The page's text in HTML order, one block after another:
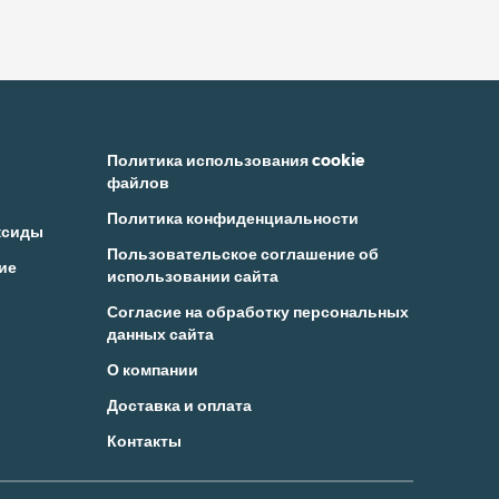
Политика использования cookie
файлов
Политика конфиденциальности
Пользовательское соглашение об
использовании сайта
Согласие на обработку персональных
данных сайта
О компании
Доставка и оплата
Контакты